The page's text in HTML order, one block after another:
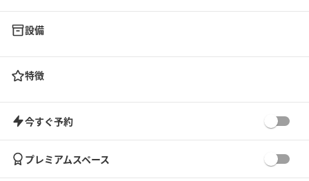
設備
特徴
今すぐ予約
プレミアムスペース